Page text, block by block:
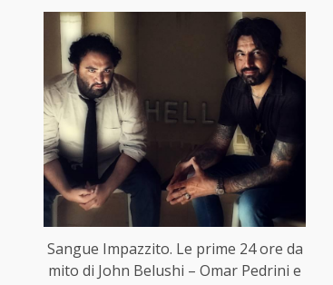
Sangue Impazzito. Le prime 24 ore da
mito di John Belushi – Omar Pedrini e